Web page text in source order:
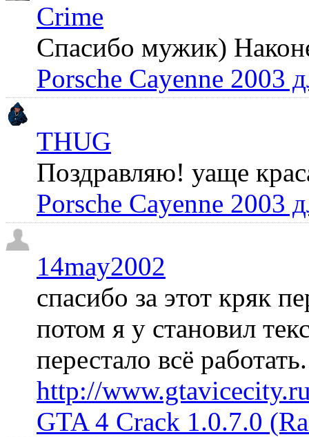
Crime
Спасибо мужик)
Porsche Cayenne 2003
THUG
Поздравляю! уаще
Porsche Cayenne 2003
14may2002
спасибо за этот кряк
потом я у становил
перестало всё
http://
GTA 4 Crack 1.0.7.0